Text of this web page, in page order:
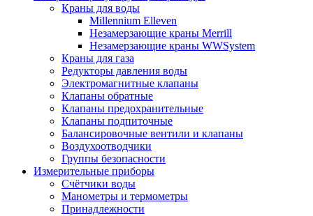
Краны для воды
Millennium Elleven
Незамерзающие краны Merrill
Незамерзающие краны WWSystem
Краны для газа
Редукторы давления воды
Электромагнитные клапаны
Клапаны обратные
Клапаны предохранительные
Клапаны подпиточные
Балансировочные вентили и клапаны
Воздухоотводчики
Группы безопасности
Измерительные приборы
Счётчики воды
Манометры и термометры
Принадлежности